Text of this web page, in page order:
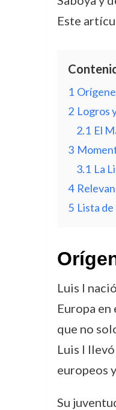
Este
1
2 Logros
2.1 El
3
3.1 La
4
5 Lista
Luis I
Europa
que no
Luis I
europeos
Su